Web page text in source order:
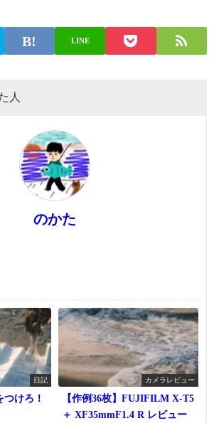
LINE
人
のかた
日記
けろ！
カメラレビュー
【作例36枚】FUJIFILM X-T5
＋ XF35mmF1.4 R レビュー